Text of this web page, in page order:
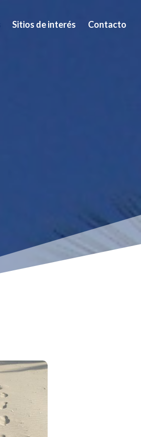
Sitios de interés Contacto